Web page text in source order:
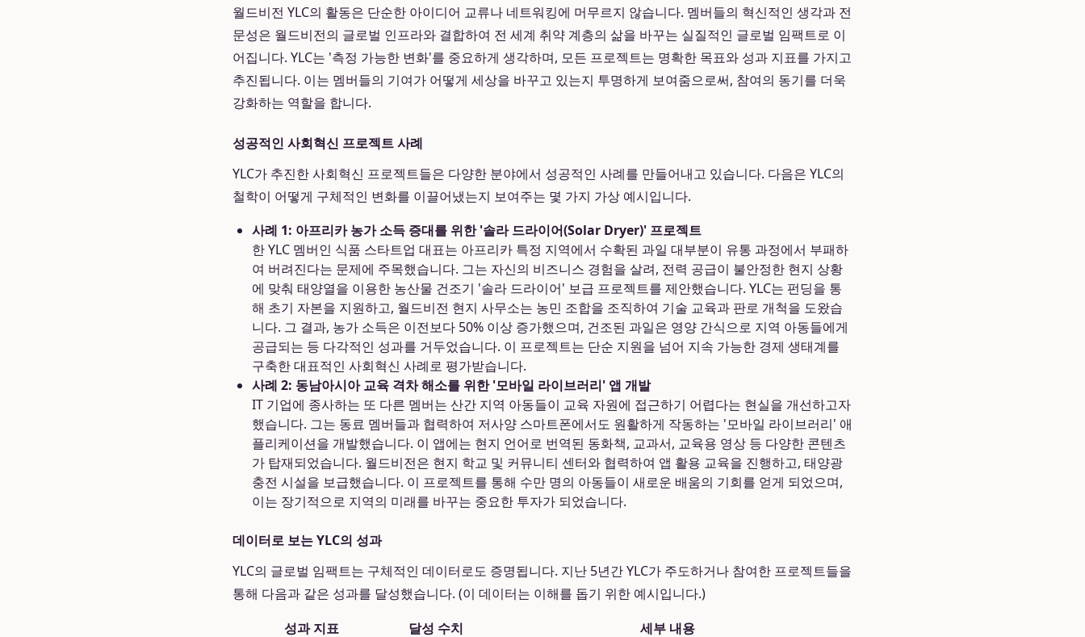
월드비전 YLC의 활동은 단순한 아이디어 교류나 네트워킹에 머무르지 않습니다. 멤버들의 혁신적인 생각과 전
문성은 월드비전의 글로벌 인프라와 결합하여 전 세계 취약 계층의 삶을 바꾸는 실질적인 글로벌 임팩트로 이
어집니다. YLC는 '측정 가능한 변화'를 중요하게 생각하며, 모든 프로젝트는 명확한 목표와 성과 지표를 가지고
추진됩니다. 이는 멤버들의 기여가 어떻게 세상을 바꾸고 있는지 투명하게 보여줌으로써, 참여의 동기를 더욱
강화하는 역할을 합니다.
성공적인 사회혁신 프로젝트 사례
YLC가 추진한 사회혁신 프로젝트들은 다양한 분야에서 성공적인 사례를 만들어내고 있습니다. 다음은 YLC의
철학이 어떻게 구체적인 변화를 이끌어냈는지 보여주는 몇 가지 가상 예시입니다.
사례 1: 아프리카 농가 소득 증대를 위한 '솔라 드라이어(Solar Dryer)' 프로젝트
한 YLC 멤버인 식품 스타트업 대표는 아프리카 특정 지역에서 수확된 과일 대부분이 유통 과정에서 부패하
여 버려진다는 문제에 주목했습니다. 그는 자신의 비즈니스 경험을 살려, 전력 공급이 불안정한 현지 상황
에 맞춰 태양열을 이용한 농산물 건조기 '솔라 드라이어' 보급 프로젝트를 제안했습니다. YLC는 펀딩을 통
해 초기 자본을 지원하고, 월드비전 현지 사무소는 농민 조합을 조직하여 기술 교육과 판로 개척을 도왔습
니다. 그 결과, 농가 소득은 이전보다 50% 이상 증가했으며, 건조된 과일은 영양 간식으로 지역 아동들에게
공급되는 등 다각적인 성과를 거두었습니다. 이 프로젝트는 단순 지원을 넘어 지속 가능한 경제 생태계를
구축한 대표적인 사회혁신 사례로 평가받습니다.
사례 2: 동남아시아 교육 격차 해소를 위한 '모바일 라이브러리' 앱 개발
IT 기업에 종사하는 또 다른 멤버는 산간 지역 아동들이 교육 자원에 접근하기 어렵다는 현실을 개선하고자
했습니다. 그는 동료 멤버들과 협력하여 저사양 스마트폰에서도 원활하게 작동하는 '모바일 라이브러리' 애
플리케이션을 개발했습니다. 이 앱에는 현지 언어로 번역된 동화책, 교과서, 교육용 영상 등 다양한 콘텐츠
가 탑재되었습니다. 월드비전은 현지 학교 및 커뮤니티 센터와 협력하여 앱 활용 교육을 진행하고, 태양광
충전 시설을 보급했습니다. 이 프로젝트를 통해 수만 명의 아동들이 새로운 배움의 기회를 얻게 되었으며,
이는 장기적으로 지역의 미래를 바꾸는 중요한 투자가 되었습니다.
데이터로 보는 YLC의 성과
YLC의 글로벌 임팩트는 구체적인 데이터로도 증명됩니다. 지난 5년간 YLC가 주도하거나 참여한 프로젝트들을
통해 다음과 같은 성과를 달성했습니다. (이 데이터는 이해를 돕기 위한 예시입니다.)
성과 지표
달성 수치 세부 내용